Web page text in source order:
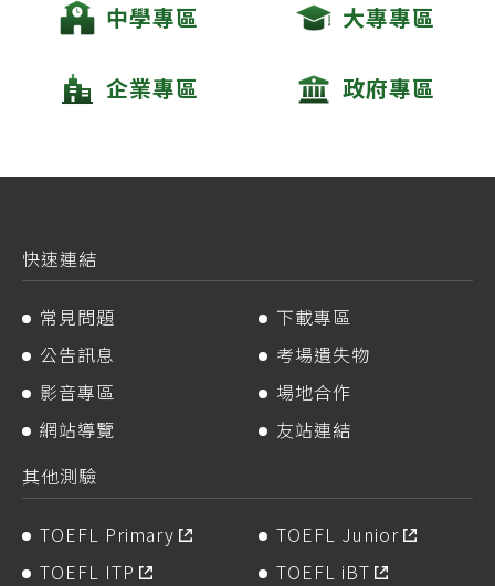
中學專區 大專專區
企業專區 政府專區
快速連結
常見問題
下載專區
公告訊息
考場遺失物
影音專區
場地合作
網站導覽
友站連結
其他測驗
TOEFL Primary
TOEFL Junior
TOEFL ITP
TOEFL iBT